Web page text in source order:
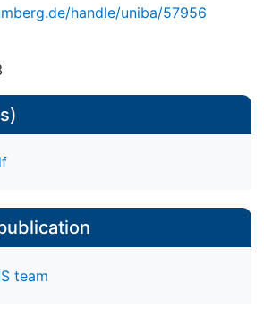
handle/uniba/57956
team